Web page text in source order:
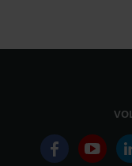
facebook